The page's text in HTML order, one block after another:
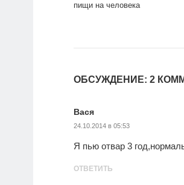
пищи на человека
ОБСУЖДЕНИЕ: 2
Вася
24.10.2014 в 05:53
Я пью отвар 3
ОТВЕТИТЬ